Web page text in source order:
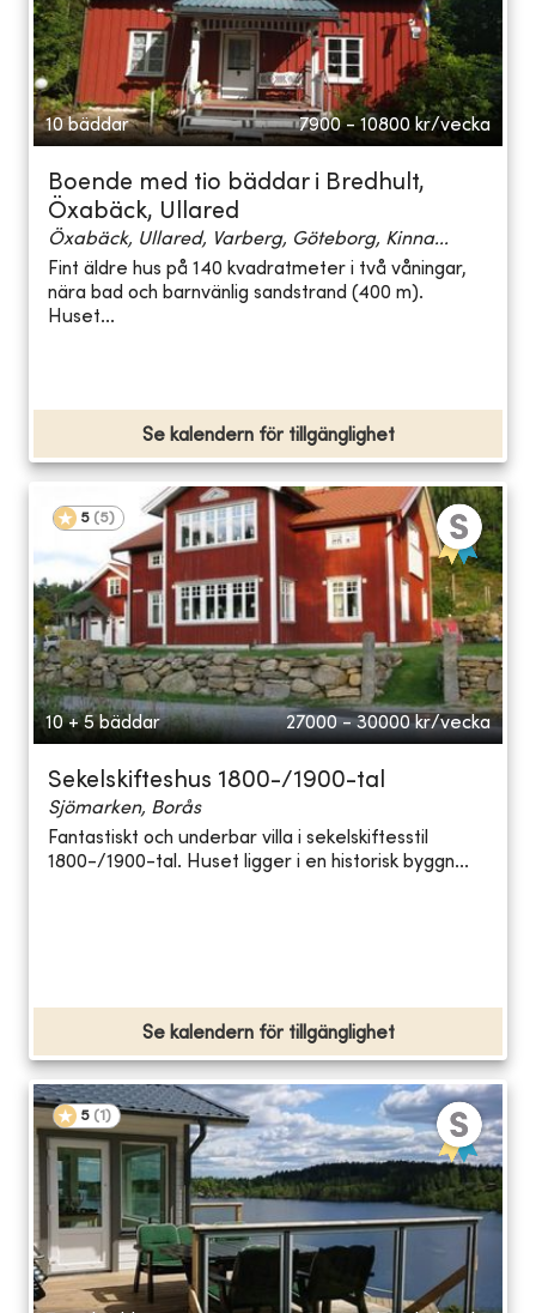
10 bäddar 7900 - 10800 kr/vecka
Boende med tio bäddar i Bredhult,
Öxabäck, Ullared
Öxabäck, Ullared, Varberg, Göteborg, Kinna...
Fint äldre hus på 140 kvadratmeter i två våningar,
nära bad och barnvänlig sandstrand (400 m).
Huset...
Se kalendern för tillgänglighet
5 (5)
10 + 5 bäddar 27000 - 30000 kr/vecka
Sekelskifteshus 1800-/1900-tal
Sjömarken, Borås
Fantastiskt och underbar villa i sekelskiftesstil
1800-/1900-tal. Huset ligger i en historisk byggn...
Se kalendern för tillgänglighet
5 (1 )